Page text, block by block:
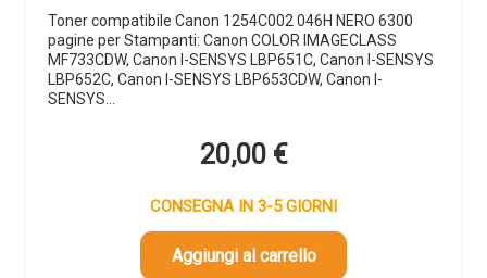
Toner compatibile Canon 1254C002 046H NERO 6300
pagine per Stampanti: Canon COLOR IMAGECLASS
MF733CDW, Canon I-SENSYS LBP651C, Canon I-SENSYS
LBP652C, Canon I-SENSYS LBP653CDW, Canon I-
SENSYS…
20,00 €
CONSEGNA IN 3-5 GIORNI
Aggiungi al carrello